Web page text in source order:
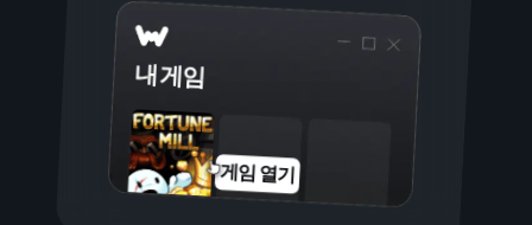
내 게임
게임 열기